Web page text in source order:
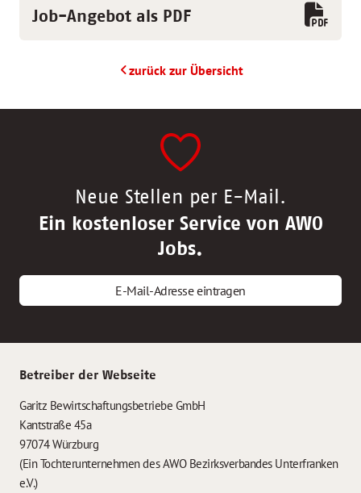
Job-Angebot als PDF
zurück zur Übersicht
Neue Stellen per E-Mail.
Ein kostenloser Service von AWO
Jobs.
E-Mail-Adresse eintragen
Betreiber der Webseite
Garitz Bewirtschaftungsbetriebe GmbH
Kantstraße 45a
97074 Würzburg
(Ein Tochterunternehmen des AWO Bezirksverbandes Unterfranken
e.V.)